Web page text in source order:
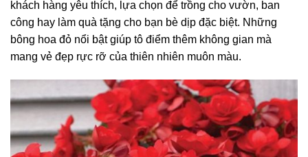
khách hàng yêu thích, lựa chọn để trồng cho vườn, ban
công hay làm quà tặng cho bạn bè dịp đặc biệt. Những
bông hoa đỏ nổi bật giúp tô điểm thêm không gian mà
mang vẻ đẹp rực rỡ của thiên nhiên muôn màu.